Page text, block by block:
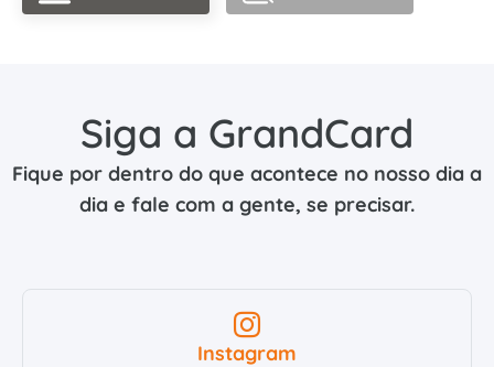
Siga a GrandCard
Fique por dentro do que acontece no nosso dia a
dia e fale com a gente, se precisar.
Instagram